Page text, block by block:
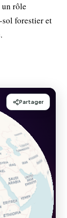
un rôle
forestier et